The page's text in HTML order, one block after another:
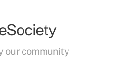
our community